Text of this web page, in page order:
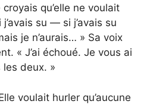
qu’elle ne voulait
su — si j’avais su
je n’aurais… » Sa voix
« J’ai échoué. Je vous ai
deux. »
voulait hurler qu’aucune